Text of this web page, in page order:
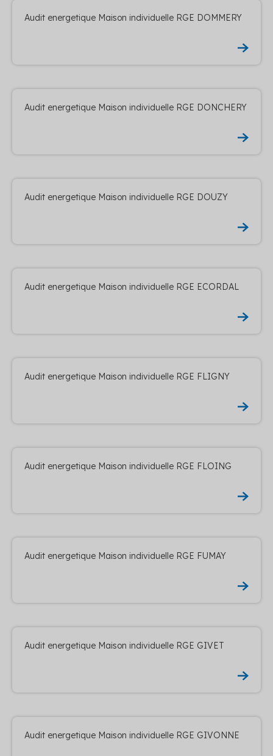
Audit energetique Maison individuelle RGE DOMMERY
Audit energetique Maison individuelle RGE DONCHERY
Audit energetique Maison individuelle RGE DOUZY
Audit energetique Maison individuelle RGE ECORDAL
Audit energetique Maison individuelle RGE FLIGNY
Audit energetique Maison individuelle RGE FLOING
Audit energetique Maison individuelle RGE FUMAY
Audit energetique Maison individuelle RGE GIVET
Audit energetique Maison individuelle RGE GIVONNE